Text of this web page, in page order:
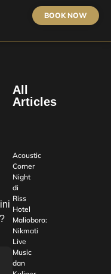
BOOK NOW
All
Articles
Acoustic
Corner
Night
di
Riss
Hotel
Malioboro:
Nikmati
Live
Music
dan